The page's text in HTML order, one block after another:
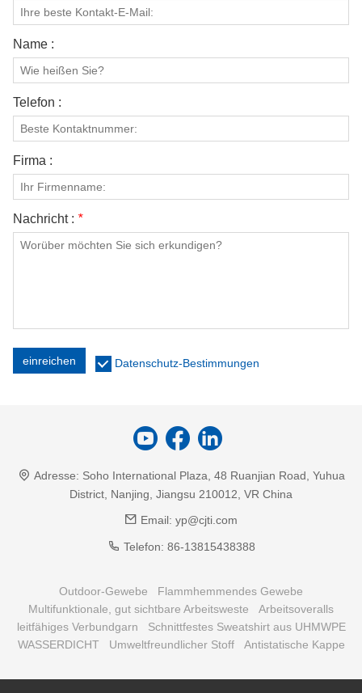
Name :
Telefon :
Firma :
Nachricht : *
einreichen Datenschutz-Bestimmungen
Adresse: Soho International Plaza, 48 Ruanjian Road, Yuhua
District, Nanjing, Jiangsu 210012, VR China
Email: yp@cjti.com
Telefon: 86-13815438388
Outdoor-Gewebe
Flammhemmendes Gewebe
Multifunktionale, gut sichtbare Arbeitsweste
Arbeitsoveralls
leitfähiges Verbundgarn
Schnittfestes Sweatshirt aus UHMWPE
WASSERDICHT
Umweltfreundlicher Stoff Antistatische Kappe